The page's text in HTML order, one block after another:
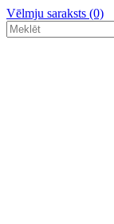
Vēlmju saraksts (0)